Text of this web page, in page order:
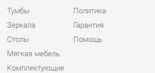
КОНТАКТЫ
Шоурум и склад самовывоза
Адрес: г. Екатеринбург, пер.
Базовый, 47
Телефон: +7 (903) 000-00-00